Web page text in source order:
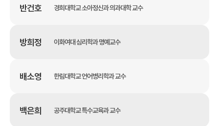
반건호 경희대학교 소아정신과 의과대학 교수
방희정 이화여대 심리학과 명예교수
배소영 한림대학교 언어병리학과 교수
백은희 공주대학교 특수교육과 교수